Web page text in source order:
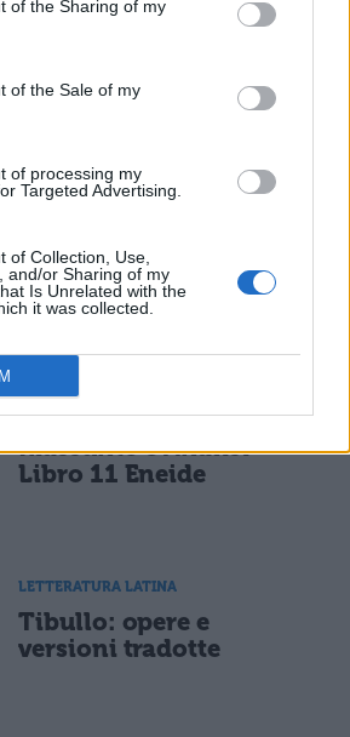
of the Sharing of my
of the Sale of my
of processing my
Targeted Advertising.
of Collection, Use,
and/or Sharing of my
Is Unrelated with the
it was collected.
INTERESSARE
La Commedia di Plauto
Riassunto libro per
libro dell'Eneide
LETTERATURA LATINA
Riassunto e Analisi
Libro 11 Eneide
LETTERATURA LATINA
Tibullo: opere e
versioni tradotte